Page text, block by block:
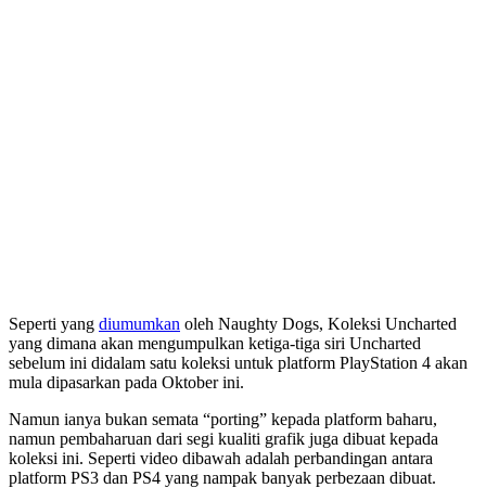
Seperti yang diumumkan oleh Naughty Dogs, Koleksi Uncharted
yang dimana akan mengumpulkan ketiga-tiga siri Uncharted
sebelum ini didalam satu koleksi untuk platform PlayStation 4 akan
mula dipasarkan pada Oktober ini.
Namun ianya bukan semata “porting” kepada platform baharu,
namun pembaharuan dari segi kualiti grafik juga dibuat kepada
koleksi ini. Seperti video dibawah adalah perbandingan antara
platform PS3 dan PS4 yang nampak banyak perbezaan dibuat.